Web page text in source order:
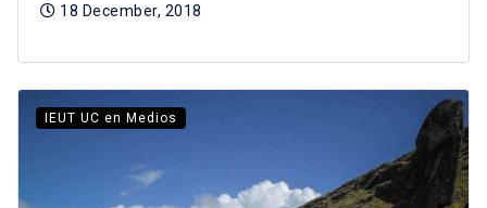
18 December, 2018
IEUT UC en Medios